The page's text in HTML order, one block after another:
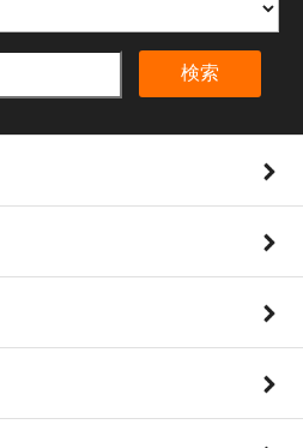
検索